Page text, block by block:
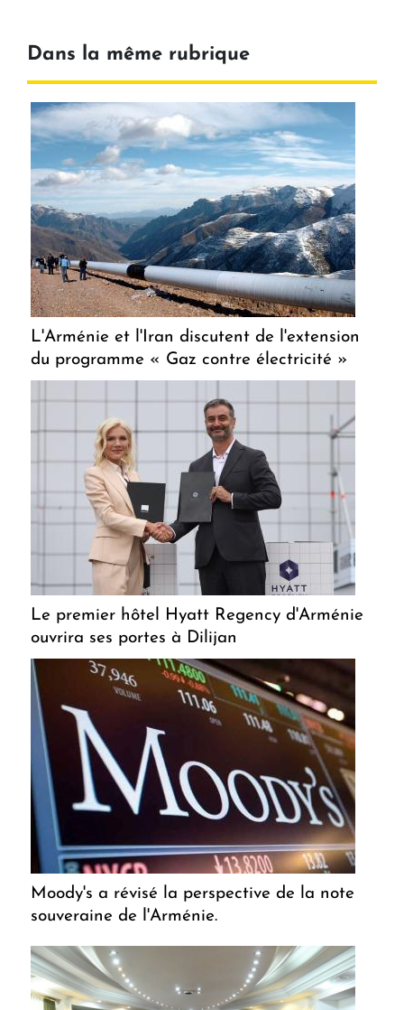
Dans la même rubrique
L'Arménie et l'Iran discutent de l'extension
du programme « Gaz contre électricité »
Le premier hôtel Hyatt Regency d'Arménie
ouvrira ses portes à Dilijan
Moody's a révisé la perspective de la note
souveraine de l'Arménie.